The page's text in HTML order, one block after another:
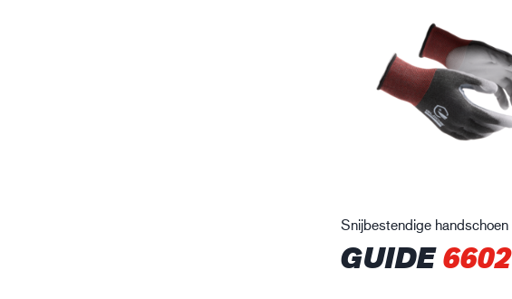
Snijbestendige handschoen
GUIDE6602